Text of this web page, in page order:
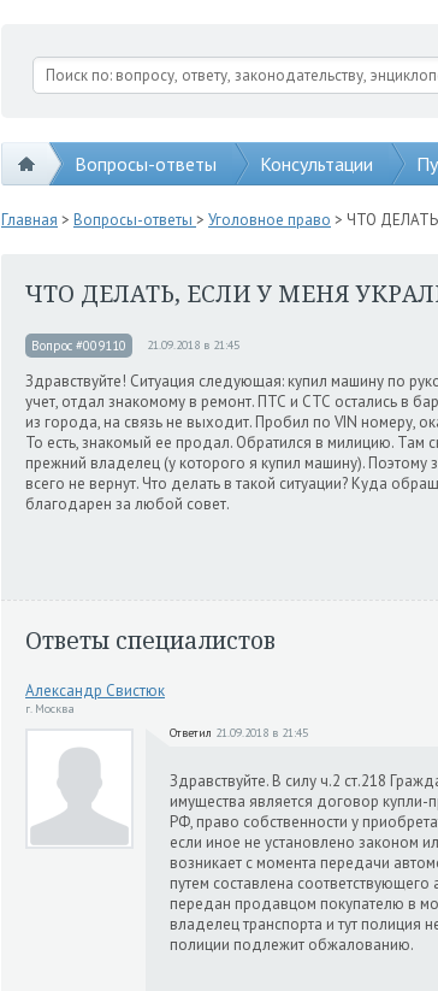
Вопросы-ответы Консультации
Главная > Вопросы-ответы > Уголовное право > ЧТО
ЧТО ДЕЛАТЬ, ЕСЛИ У МЕНЯ
Вопрос #009110 21.09.2018 в 21:45
Здравствуйте! Ситуация следующая: купил машину по
учет, отдал знакомому в ремонт. ПТС и СТС остались в
из города, на связь не выходит. Пробил по VIN номеру,
То есть, знакомый ее продал. Обратился в милицию. Там
прежний владелец (у которого я купил машину).
всего не вернут. Что делать в такой ситуации? Куда
благодарен за любой совет.
Ответы специалистов
Александр Свистюк
г. Москва
Ответил 21.09.2018 в 21:45
Здравствуйте. В силу ч.2 ст.218
имущества является договор купли-
РФ, право собственности у
если иное не установлено законом
возникает с момента передачи
путем составлена
передан продавцом покупателю в
владелец транспорта и тут полиция
полиции подлежит обжалованию.